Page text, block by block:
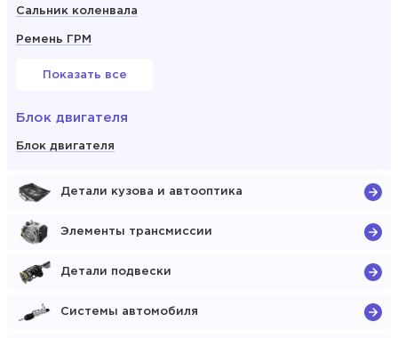
Сальник коленвала
Ремень ГРМ
Показать все
Блок двигателя
Блок двигателя
Детали кузова и автооптика
Элементы трансмиссии
Детали подвески
Системы автомобиля